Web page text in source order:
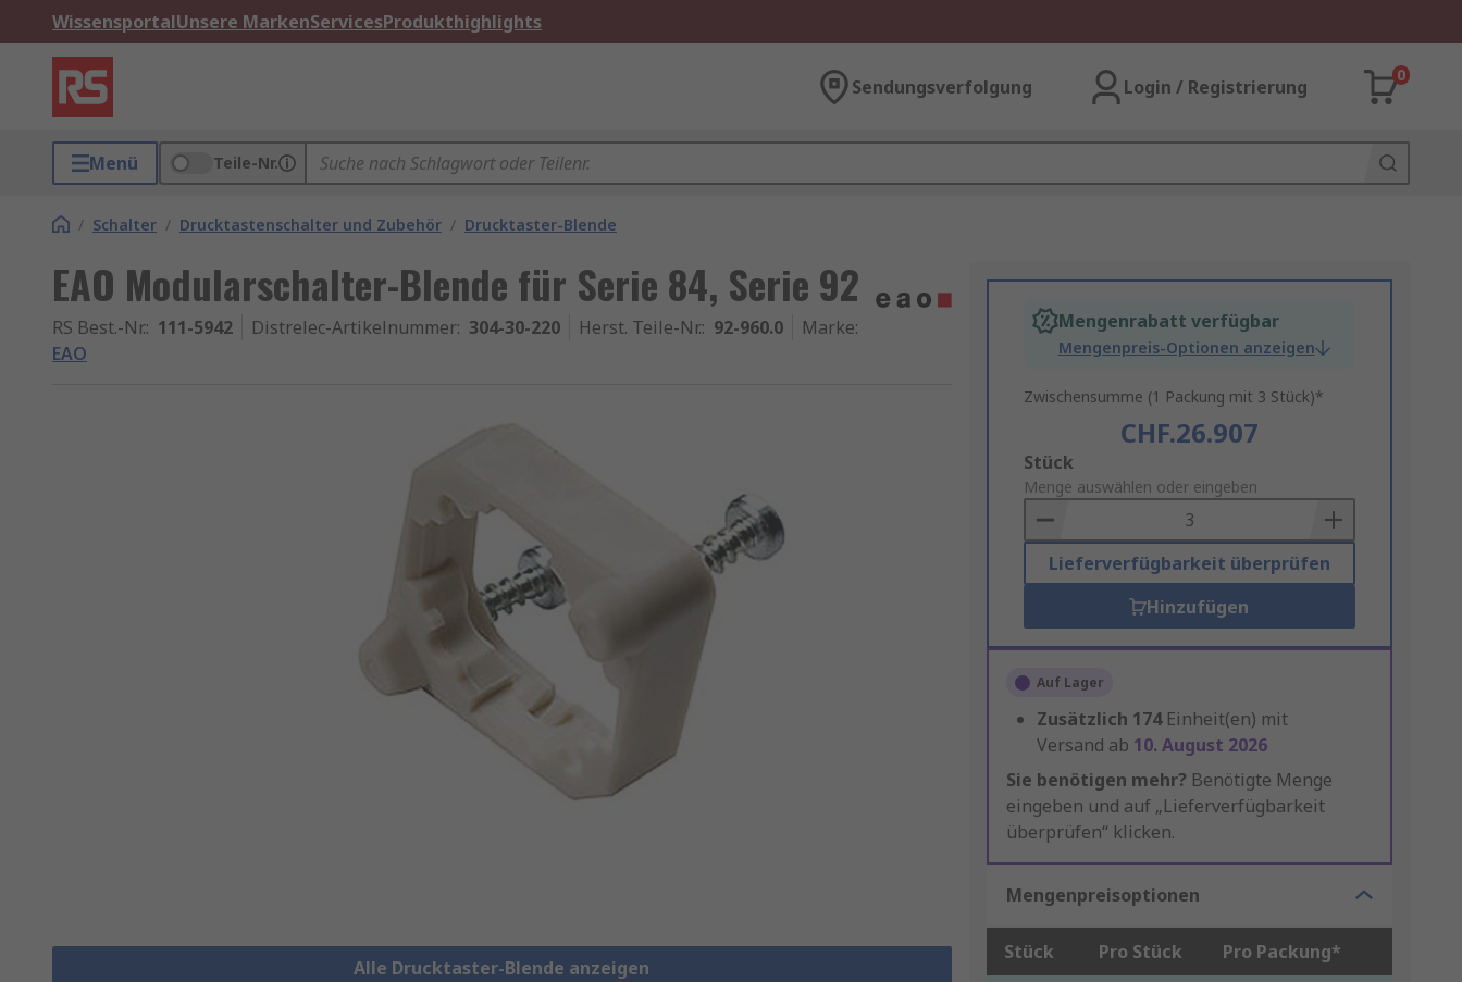
WissensportalUnsere MarkenServicesProdukthighlights
Sendungsverfolgung Login / Registrierung
0
Menü Teile-Nr.
/ Schalter / Drucktastenschalter und Zubehör / Drucktaster-Blende
EAO Modularschalter-Blende für Serie 84, Serie 92
RS Best.-Nr.: 111-5942 Distrelec-Artikelnummer: 304-30-220 Herst. Teile-Nr.: 92-960.0 Marke:
EAO
Alle Drucktaster-Blende anzeigen
Mengenrabatt verfügbar
Mengenpreis-Optionen anzeigen
Zwischensumme (1 Packung mit 3 Stück)*
CHF.26.907
Add
to
Basket
Stück
Menge auswählen oder eingeben
Lieferverfügbarkeit überprüfen
Hinzufügen
Auf Lager
Zusätzlich 174 Einheit(en) mit
Versand ab 10. August 2026
Sie benötigen mehr? Benötigte Menge
eingeben und auf „Lieferverfügbarkeit
überprüfen“ klicken.
Mengenpreisoptionen
Stück Pro Stück Pro Packung*